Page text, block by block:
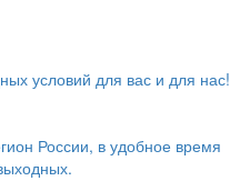
условий для вас и для нас!
России, в удобное время